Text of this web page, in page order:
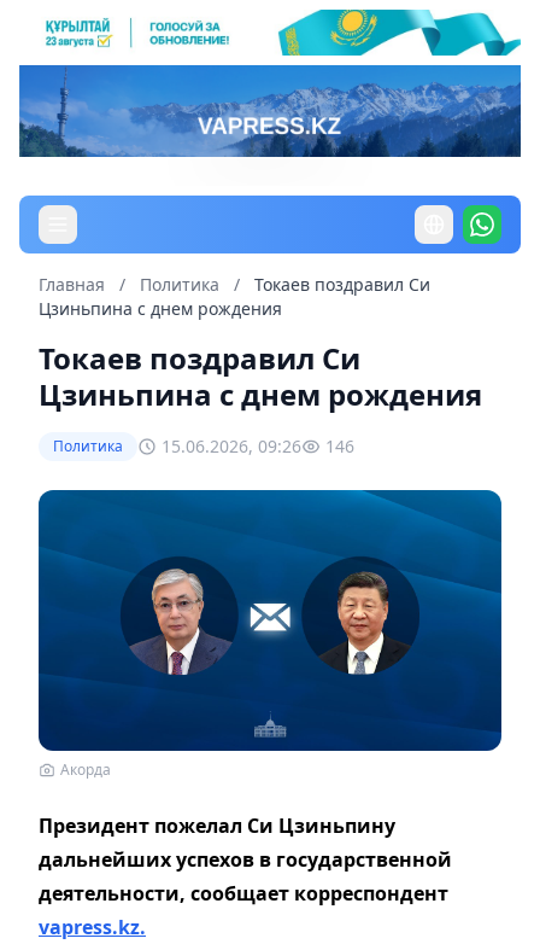
Главная / Политика /
Токаев поздравил Си
Цзиньпина с днем рождения
Токаев поздравил Си
Цзиньпина с днем рождения
Политика 15.06.2026, 09:26 146
Акорда
Президент пожелал Си Цзиньпину
дальнейших успехов в государственной
деятельности, сообщает корреспондент
vapress.kz.